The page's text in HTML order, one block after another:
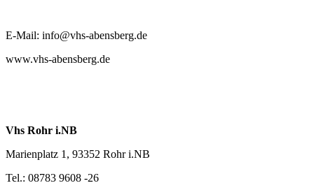
E-Mail: info@vhs-abensberg.de
www.vhs-abensberg.de
Vhs Rohr i.NB
Marienplatz 1, 93352 Rohr i.NB
Tel.: 08783 9608 -26